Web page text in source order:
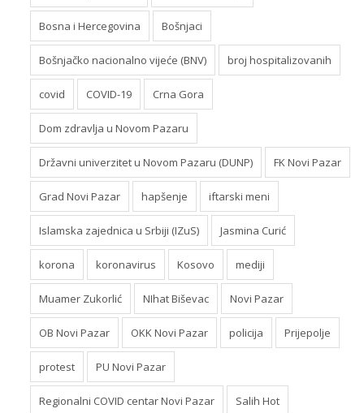
Bosna i Hercegovina Bošnjaci
Bošnjačko nacionalno vijeće (BNV) broj hospitalizovanih
covid COVID-19 Crna Gora
Dom zdravlja u Novom Pazaru
Državni univerzitet u Novom Pazaru (DUNP) FK Novi Pazar
Grad Novi Pazar hapšenje iftarski meni
Islamska zajednica u Srbiji (IZuS) Jasmina Curić
korona koronavirus Kosovo mediji
Muamer Zukorlić NIhat Biševac Novi Pazar
OB Novi Pazar OKK Novi Pazar policija Prijepolje
protest PU Novi Pazar
Regionalni COVID centar Novi Pazar Salih Hot